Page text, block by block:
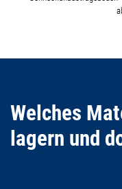
Welches
lagern und